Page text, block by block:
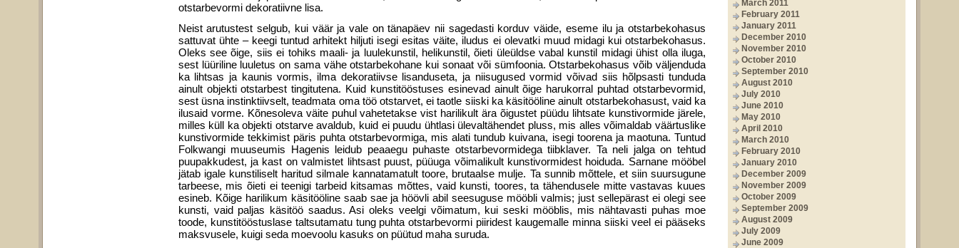
March 2011
February 2011
January 2011
December 2010
November 2010
October 2010
September 2010
August 2010
July 2010
June 2010
May 2010
April 2010
March 2010
February 2010
January 2010
December 2009
November 2009
October 2009
September 2009
August 2009
July 2009
June 2009
otstarbevormi dekoratiivne lisa.
Neist arutustest selgub, kui väär ja vale on tänapäev nii sagedasti korduv väide, eseme ilu ja otstarbekohasus
sattuvat ühte – keegi tuntud arhitekt hiljuti isegi esitas väite, iludus ei olevatki muud midagi kui otstarbekohasus.
Oleks see õige, siis ei tohiks maali- ja luulekunstil, helikunstil, õieti üleüldse vabal kunstil midagi ühist olla iluga,
sest lüüriline luuletus on sama vähe otstarbekohane kui sonaat või sümfoonia. Otstarbekohasus võib väljenduda
ka lihtsas ja kaunis vormis, ilma dekoratiivse lisanduseta, ja niisugused vormid võivad siis hõlpsasti tunduda
ainult objekti otstarbest tingitutena. Kuid kunstitööstuses esinevad ainult õige harukorral puhtad otstarbevormid,
sest üsna instinktiivselt, teadmata oma töö otstarvet, ei taotle siiski ka käsitööline ainult otstarbe­kohasust, vaid ka
ilusaid vorme. Kõnesoleva väite puhul vahetetakse vist harilikult ära õigustet püüdu lihtsate kunstivormide järele,
milles küll ka objekti otstarve avaldub, kuid ei puudu ühtlasi ülevaltähendet pluss, mis alles või­maldab väärtuslike
kunstivormide tekkimist päris puhta otstarbevormiga, mis alati tundub kuivana, isegi toorena ja maotuna. Tuntud
Folkwangi muuseumis Hagenis leidub peaaegu puhaste otstarbevormidega tiibklaver. Ta neli jalga on tehtud
puupakkudest, ja kast on valmistet liht­sast puust, püüuga võimalikult kunstivormidest hoiduda. Sarnane mööbel
jätab igale kunstiliselt haritud silmale kan­natamatult toore, brutaalse mulje. Ta sunnib mõttele, et siin suursugune
tarbeese, mis õieti ei teenigi tarbeid kitsamas mõttes, vaid kunsti, toores, ta tähendusele mitte vastavas kuues
esineb. Kõige harilikum käsitööline saab sae ja höövli abil seesuguse mööbli valmis; just sellepärast ei olegi see
kunsti, vaid paljas käsitöö saadus. Asi oleks veelgi võimatum, kui seski mööblis, mis nähtavasti puhas moe
toode, kunstitööstuslase taltsutamatu tung puhta otstarbevormi piiridest kaugemalle minna siiski veel ei pääseks
maksvusele, kuigi seda moevoolu kasuks on püütud maha suruda.